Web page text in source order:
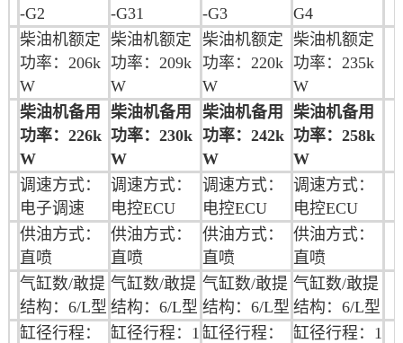
-G2
-G31
-G3
G4
柴油机额定
功率：206k
W
柴油机额定
功率：209k
W
柴油机额定
功率：220k
W
柴油机额定
功率：235k
W
柴油机备用
功率：226k
W
柴油机备用
功率：230k
W
柴油机备用
功率：242k
W
柴油机备用
功率：258k
W
调速方式：
电子调速
调速方式：
电控ECU
调速方式：
电控ECU
调速方式：
电控ECU
供油方式：
直喷
供油方式：
直喷
供油方式：
直喷
供油方式：
直喷
气缸数/敢提
结构：6/L型
气缸数/敢提
结构：6/L型
气缸数/敢提
结构：6/L型
气缸数/敢提
结构：6/L型
缸径行程：
缸径行程： 1 缸径行程：
缸径行程： 1